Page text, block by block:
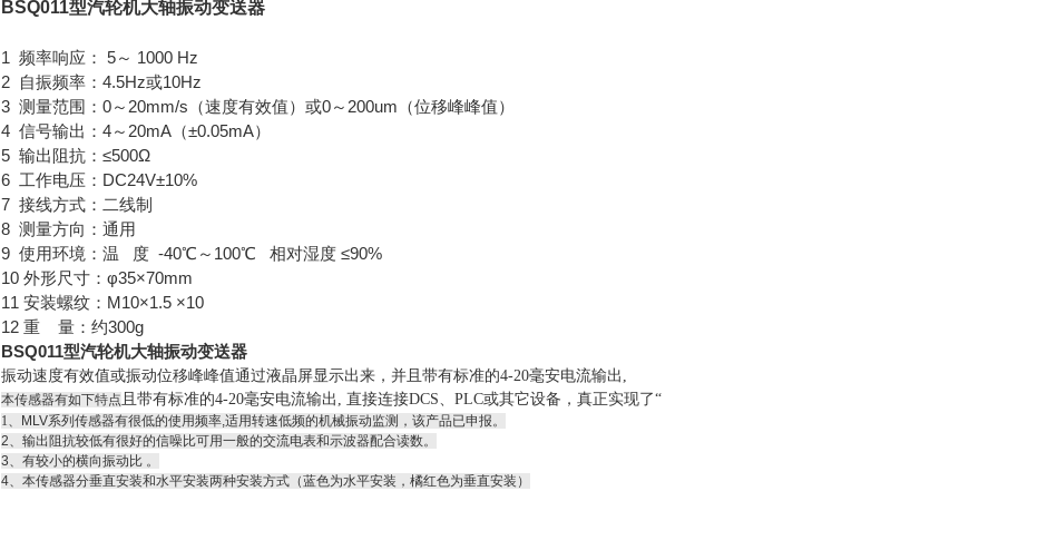
BSQ011型汽轮机大轴振动变送器
1 频率响应： 5～ 1000 Hz
2 自振频率：4.5Hz或10Hz
3 测量范围：0～20mm/s（速度有效值）或0～200um（位移峰峰值）
4 信号输出：4～20mA（±0.05mA）
5 输出阻抗：≤500Ω
6 工作电压：DC24V±10%
7 接线方式：二线制
8 测量方向：通用
9 使用环境：温 度 -40℃～100℃ 相对湿度 ≤90%
10 外形尺寸：φ35×70mm
11 安装螺纹：M10×1.5 ×10
12 重 量：约300g
BSQ011型汽轮机大轴振动变送器
振动速度有效值或振动位移峰峰值通过液晶屏显示出来，并且带有标准的4-20毫安电流输出,
本传感器有如下特点 且带有标准的4-20毫安电流输出, 直接连接DCS、PLC或其它设备，真正实现了“
1、MLV系列传感器有很低的使用频率,适用转速低频的机械振动监测，该产品已申报。
2、输出阻抗较低有很好的信噪比可用一般的交流电表和示波器配合读数。
3、有较小的横向振动比 。
4、本传感器分垂直安装和水平安装两种安装方式（蓝色为水平安装，橘红色为垂直安装）